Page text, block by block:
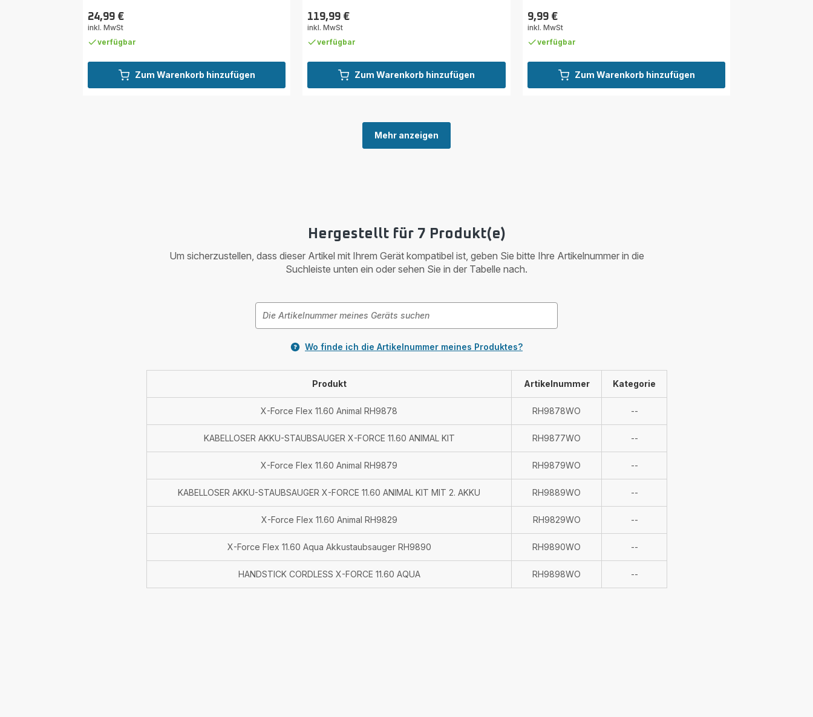
Zum Warenkorb hinzufügen
(Durchschnitt)
Preis
24,99 €
inkl. MwSt
verfügbar
Zum Warenkorb hinzufügen
Preis
119,99 €
inkl. MwSt
verfügbar
Zum Warenkorb hinzufügen
Preis
9,99 €
inkl. MwSt
verfügbar
Mehr anzeigen
Hergestellt für 7 Produkt(e)
Um sicherzustellen, dass dieser Artikel mit Ihrem Gerät kompatibel ist, geben Sie bitte Ihre Artikelnummer in die
Suchleiste unten ein oder sehen Sie in der Tabelle nach.
Wo finde ich die Artikelnummer meines Produktes?
Produkt Artikelnummer Kategorie
X-Force Flex 11.60 Animal RH9878 RH9878WO --Nicht
verfügbar
KABELLOSER AKKU-STAUBSAUGER X-FORCE 11.60 ANIMAL KIT
RH9877WO --Nicht
verfügbar
X-Force Flex 11.60 Animal RH9879
RH9879WO --Nicht
verfügbar
KABELLOSER AKKU-STAUBSAUGER X-FORCE 11.60 ANIMAL KIT MIT 2. AKKU
RH9889WO --Nicht
verfügbar
X-Force Flex 11.60 Animal RH9829
RH9829WO --Nicht
verfügbar
X-Force Flex 11.60 Aqua Akkustaubsauger RH9890
RH9890WO --Nicht
verfügbar
HANDSTICK CORDLESS X-FORCE 11.60 AQUA
RH9898WO --Nicht
verfügbar